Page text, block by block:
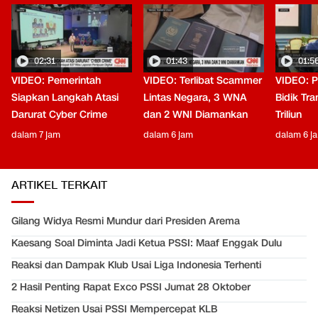
02:31
VIDEO: Pemerintah
Siapkan Langkah Atasi
Darurat Cyber Crime
dalam 7 jam
01:43
VIDEO: Terlibat Scammer
Lintas Negara, 3 WNA
dan 2 WNI Diamankan
dalam 6 jam
VIDEO:
Bidik
Triliun
dalam 6
ARTIKEL TERKAIT
Gilang Widya Resmi Mundur dari Presiden Arema
Kaesang Soal Diminta Jadi Ketua PSSI: Maaf Enggak Dulu
Reaksi dan Dampak Klub Usai Liga Indonesia Terhenti
2 Hasil Penting Rapat Exco PSSI Jumat 28 Oktober
Reaksi Netizen Usai PSSI Mempercepat KLB